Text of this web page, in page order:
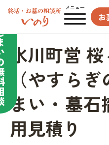
メニュー
お
氷川町営
（やすら
まい・墓石
用見積り